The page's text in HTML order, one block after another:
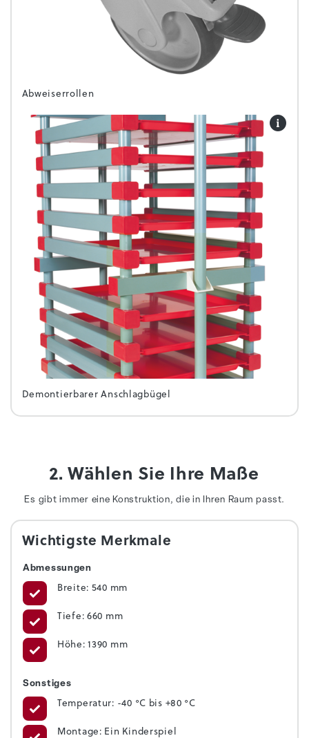
Abweiserrollen
Demontierbarer Anschlagbügel
2. Wählen Sie Ihre Maße
Es gibt immer eine Konstruktion, die in Ihren Raum passt.
Wichtigste Merkmale
Abmessungen
Breite: 540 mm
Tiefe: 660 mm
Höhe: 1390 mm
Sonstiges
Temperatur: -40 °C bis +80 °C
Montage: Ein Kinderspiel